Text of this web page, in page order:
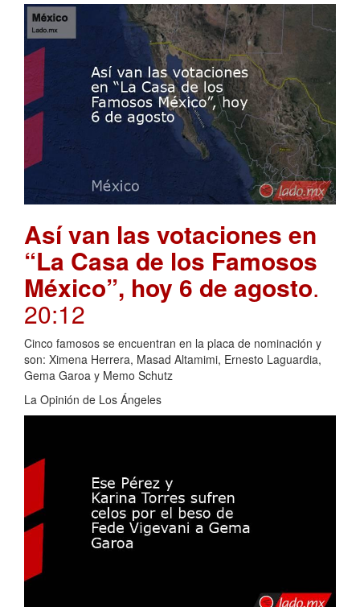
Así van las votaciones en
“La Casa de los Famosos
México”, hoy 6 de agosto.
20:12
Cinco famosos se encuentran en la placa de nominación y
son: Ximena Herrera, Masad Altamimi, Ernesto Laguardia,
Gema Garoa y Memo Schutz
La Opinión de Los Ángeles